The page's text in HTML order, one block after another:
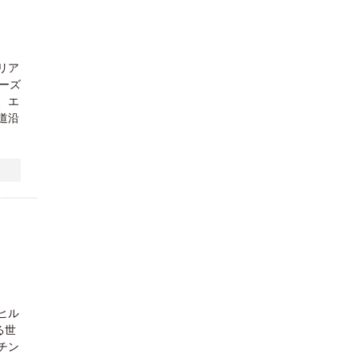
ア
ズ
エ
沿
ル
世
ン